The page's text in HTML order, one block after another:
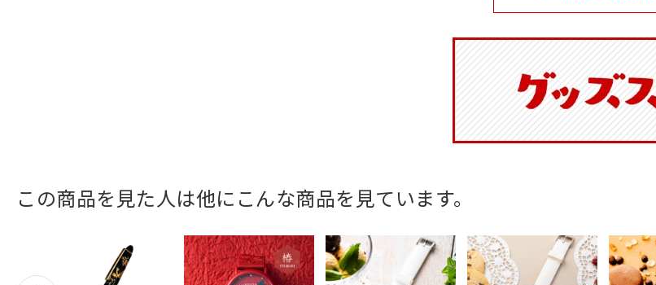
この商品を見た人は他にこんな商品を見ています。